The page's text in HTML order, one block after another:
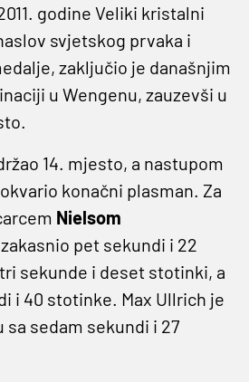
godine Veliki kristalni
svjetskog prvaka i
zaključio je današnjim
u Wengenu, zauzevši u
14. mjesto, a nastupom
konačni plasman. Za
Nielsom
pet sekundi i 22
sekunde i deset stotinki, a
i 40 stotinke. Max Ullrich je
sa sedam sekundi i 27